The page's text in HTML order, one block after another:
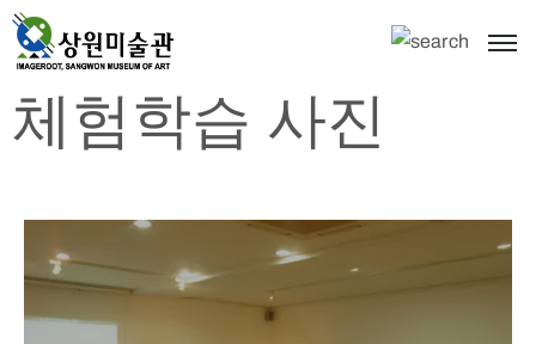
체험학습 사진